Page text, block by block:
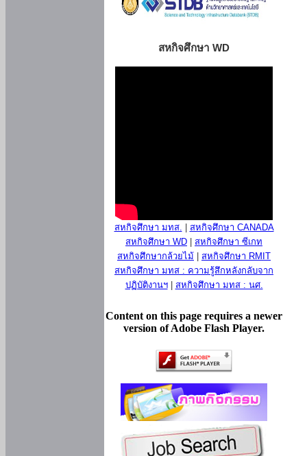
สหกิจศึกษา WD
สหกิจศึกษา มทส.
สหกิจศึกษา CANADA
สหกิจศึกษา WD
สหกิจศึกษา ซีเกท
สหกิจศึกษากล้วยไม้
สหกิจศึกษา RMIT
สหกิจศึกษา มทส : ความรู้สึกหลังกลับจาก
ปฏิบัติงานฯ| สหกิจศึกษา มทส : นศ.
Content on this page requires a newer
version of Adobe Flash Player.